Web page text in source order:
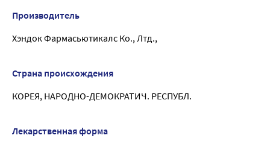
Производитель
Хэндок Фармасьютикалс Ко., Лтд.,
Страна происхождения
КОРЕЯ, НАРОДНО-ДЕМОКРАТИЧ. РЕСПУБЛ.
Лекарственная форма